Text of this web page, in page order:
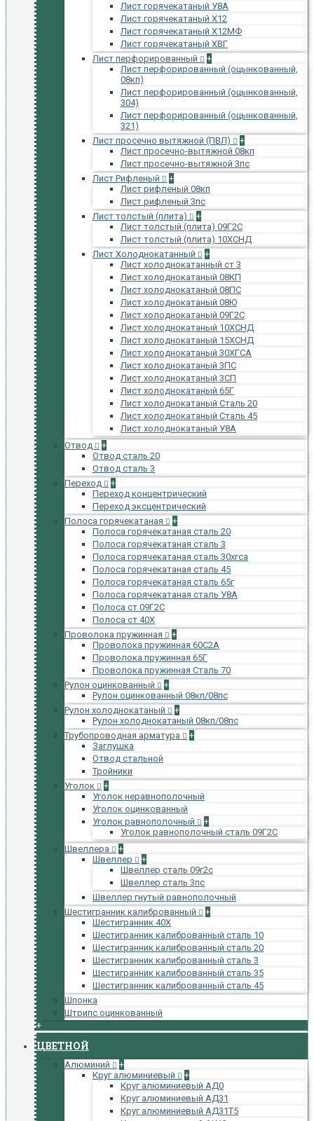
Лист горячекатаный У8А
Лист горячекатаный Х12
Лист горячекатаный Х12МФ
Лист горячекатаный ХВГ
Лист перфорированный
+
Лист перфорированный (оцынкованный,
08кп)
Лист перфорированный (оцынкованный,
304)
Лист перфорированный (оцынкованный,
321)
Лист просечно вытяжной (ПВЛ)
+
Лист просечно-вытяжной 08кп
Лист просечно-вытяжной 3пс
Лист Рифленый
+
Лист рифленый 08кп
Лист рифленый 3пс
Лист толстый (плита)
+
Лист толстый (плита) 09Г2С
Лист толстый (плита) 10ХСНД
Лист Холоднокатанный
+
Лист холоднокатанный ст 3
Лист холоднокатаный 08КП
Лист холоднокатаный 08ПС
Лист холоднокатаный 08Ю
Лист холоднокатаный 09Г2С
Лист холоднокатаный 10ХСНД
Лист холоднокатаный 15ХСНД
Лист холоднокатаный 30ХГСА
Лист холоднокатаный 3ПС
Лист холоднокатаный 3СП
Лист холоднокатаный 65Г
Лист холоднокатаный Сталь 20
Лист холоднокатаный Сталь 45
Лист холоднокатаный У8А
Отвод
+
Отвод сталь 20
Отвод сталь 3
Переход
+
Переход концентрический
Переход эксцентрический
Полоса горячекатаная
+
Полоса горячекатаная сталь 20
Полоса горячекатаная сталь 3
Полоса горячекатаная сталь 30хгса
Полоса горячекатаная сталь 45
Полоса горячекатаная сталь 65г
Полоса горячекатаная сталь У8А
Полоса ст 09Г2С
Полоса ст 40Х
Проволока пружинная
+
Проволока пружинная 60С2А
Проволока пружинная 65Г
Проволока пружинная Сталь 70
Рулон оцинкованный
+
Рулон оцинкованный 08кп/08пс
Рулон холоднокатаный
+
Рулон холоднокатаный 08кп/08пс
Трубопроводная арматура
+
Заглушка
Отвод стальной
Тройники
Уголок
+
Уголок неравнополочный
Уголок оцинкованный
Уголок равнополочный
+
Уголок равнополочный сталь 09Г2С
Швеллера
+
Швеллер
+
Швеллер сталь 09г2с
Швеллер сталь 3пс
Швеллер гнутый равнополочный
Шестигранник калиброванный
+
Шестигранник 40Х
Шестигранник калиброванный сталь 10
Шестигранник калиброванный сталь 20
Шестигранник калиброванный сталь 3
Шестигранник калиброванный сталь 35
Шестигранник калиброванный сталь 45
Шпонка
Штрипс оцинкованный
+
ЦВЕТНОЙ
Алюминий
+
Круг алюминиевый
+
Круг алюминиевый АД0
Круг алюминиевый АД31
Круг алюминиевый АД31Т5